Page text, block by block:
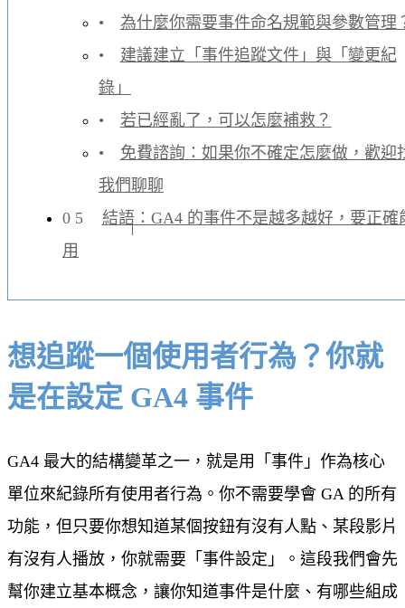
為什麼你需要事件命名規範與參數管理
建議建立「事件追蹤文件」與「變更紀
錄」
若已經亂了，可以怎麼補救？
免費諮詢：如果你不確定怎麼做，歡迎
我們聊聊
結語：GA4 的事件不是越多越好，要正確
用
想追蹤一個使用者行為？你就
是在設定 GA4 事件
GA4 最大的結構變革之一，就是用「事件」作為核心
單位來紀錄所有使用者行為。你不需要學會 GA 的所有
功能，但只要你想知道某個按鈕有沒有人點、某段影片
有沒有人播放，你就需要「事件設定」。這段我們會先
幫你建立基本概念，讓你知道事件是什麼、有哪些組成